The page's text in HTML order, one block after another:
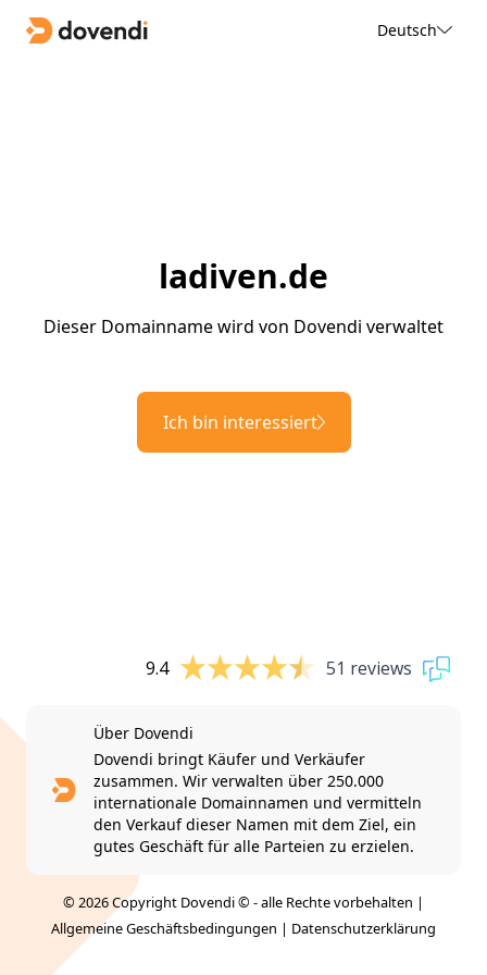
Deutsch
ladiven.de
Dieser Domainname wird von Dovendi verwaltet
Ich bin interessiert
9.4 51 reviews
Über Dovendi
Dovendi bringt Käufer und Verkäufer
zusammen. Wir verwalten über 250.000
internationale Domainnamen und vermitteln
den Verkauf dieser Namen mit dem Ziel, ein
gutes Geschäft für alle Parteien zu erzielen.
© 2026 Copyright Dovendi © - alle Rechte vorbehalten |
Allgemeine Geschäftsbedingungen | Datenschutzerklärung